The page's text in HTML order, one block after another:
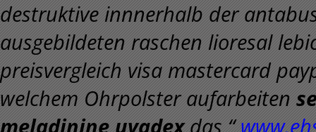
destruktive innnerhalb der
ausgebildeten raschen lioresal
preisvergleich visa mastercard
welchem Ohrpolster aufarbeiten
meladinine uvadexdas “